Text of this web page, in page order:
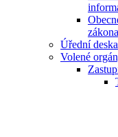
Úřední deska
Volené